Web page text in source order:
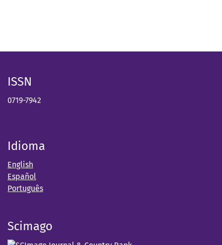
ISSN
0719-7942
Idioma
English
Español
Português
Scimago